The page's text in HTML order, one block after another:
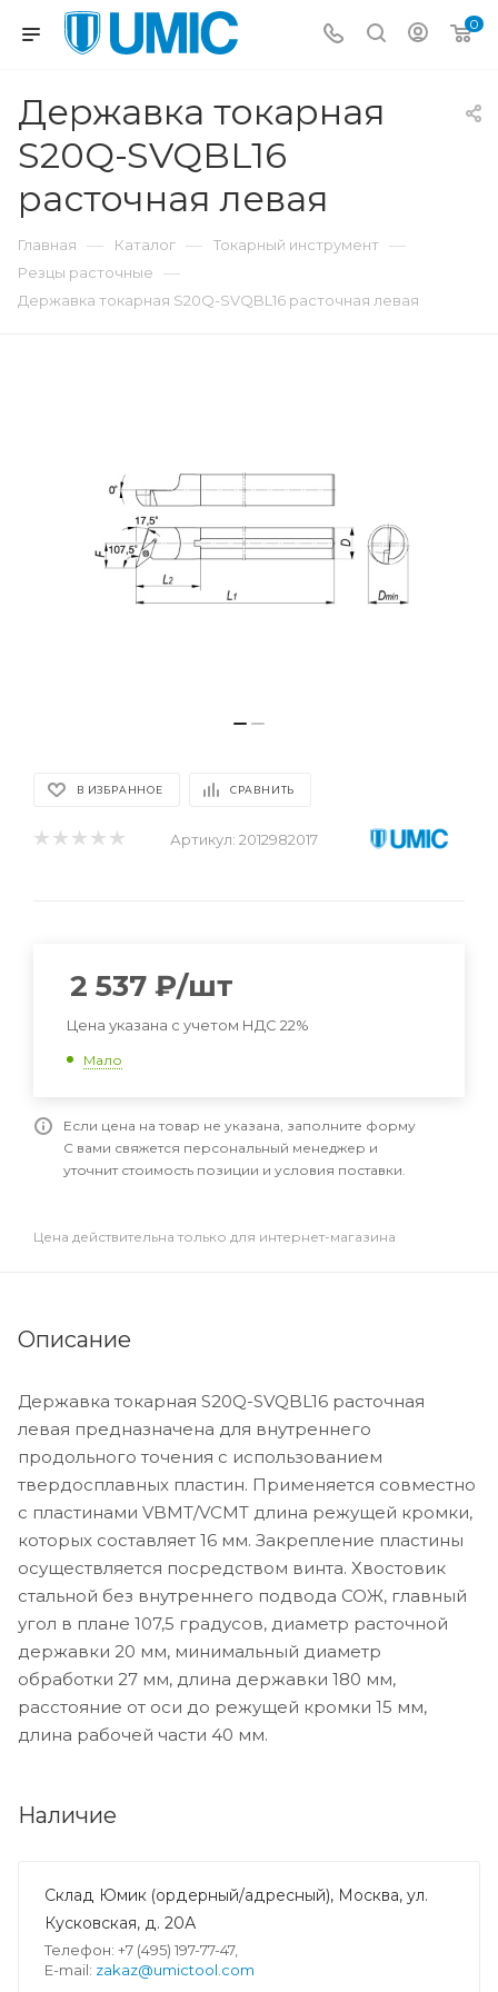
0
Державка токарная
S20Q-SVQBL16
расточная левая
Главная — Каталог — Токарный инструмент —
Резцы расточные —
Державка токарная S20Q-SVQBL16 расточная левая
В ИЗБРАННОЕ СРАВНИТЬ
Артикул: 2012982017
2 537 ₽/шт
Цена указана с учетом НДС 22%
Мало
Если цена на товар не указана, заполните форму
С вами свяжется персональный менеджер и
уточнит стоимость позиции и условия поставки.
Цена действительна только для интернет-магазина
Описание
Державка токарная S20Q-SVQBL16 расточная
левая предназначена для внутреннего
продольного точения с использованием
твердосплавных пластин. Применяется совместно
с пластинами VBMT/VCMT длина режущей кромки,
которых составляет 16 мм. Закрепление пластины
осуществляется посредством винта. Хвостовик
стальной без внутреннего подвода СОЖ, главный
угол в плане 107,5 градусов, диаметр расточной
державки 20 мм, минимальный диаметр
обработки 27 мм, длина державки 180 мм,
расстояние от оси до режущей кромки 15 мм,
длина рабочей части 40 мм.
Наличие
Склад Юмик (ордерный/адресный), Москва, ул.
Кусковская, д. 20А
Телефон: +7 (495) 197-77-47,
E-mail: zakaz@umictool.com